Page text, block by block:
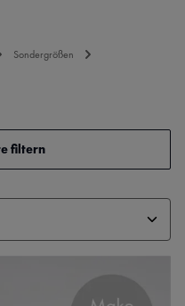
Sondergrößen
filtern